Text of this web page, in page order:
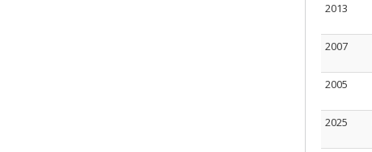
2013
2007
2005
2025